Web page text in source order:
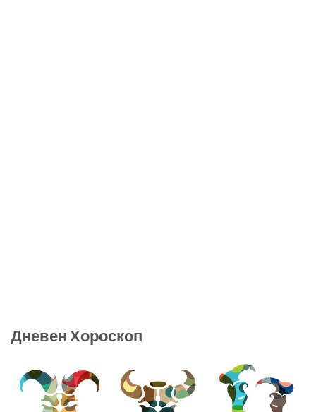
Дневен Хороскоп